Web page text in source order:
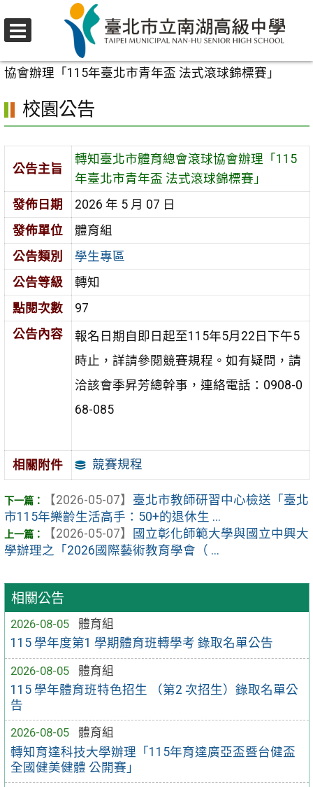
至
要
區
校園公告
協會辦理「115年臺北市青年盃 法式滾球錦標賽」
相關公告
2026-08-05
體育組
115 學年度第1 學期體育班轉學考 錄取名單公告
2026-08-05
體育組
115 學年體育班特色招生 （第2 次招生）錄取名單公
告
2026-08-05
體育組
轉知育達科技大學辦理「115年育達廣亞盃暨台健盃
全國健美健體 公開賽」
校園公告
公告主旨
轉知臺北市體育總會滾球協會辦理「115
年臺北市青年盃 法式滾球錦標賽」
發佈日期
2026 年 5 月 07 日
發佈單位
體育組
公告類別
學生專區
公告等級
轉知
點閱次數
97
公告內容
報名日期自即日起至115年5月22日下午5
時止，詳請參閱競賽規程。如有疑問，請
洽該會季昇芳總幹事，連絡電話：0908-0
68-085
相關附件 競賽規程
【2026-05-07】 臺北市教師研習中心檢送「臺北
市115年樂齡生活高手：50+的退休生 ...
【2026-05-07】
國立彰化師範大學與國立中興大
學辦理之「2026國際藝術教育學會（ ...
選
單